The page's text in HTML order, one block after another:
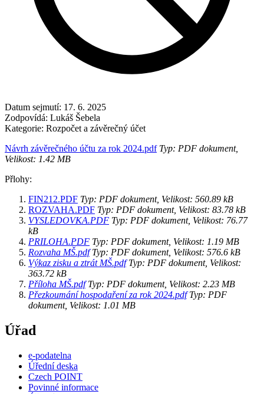
Datum sejmutí: 17. 6. 2025
Zodpovídá: Lukáš Šebela
Kategorie: Rozpočet a závěrečný účet
Návrh závěrečného účtu za rok 2024.pdfTyp: PDF dokument,
Velikost: 1.42 MB
Přlohy:
FIN212.PDF Typ: PDF dokument, Velikost: 560.89 kB
ROZVAHA.PDF Typ: PDF dokument, Velikost: 83.78 kB
VYSLEDOVKA.PDF Typ: PDF dokument, Velikost: 76.77
kB
PRILOHA.PDF Typ: PDF dokument, Velikost: 1.19 MB
Rozvaha MŠ.pdfTyp: PDF dokument, Velikost: 576.6 kB
Výkaz zisku a ztrát MŠ.pdfTyp: PDF dokument, Velikost:
363.72 kB
Příloha MŠ.pdfTyp: PDF dokument, Velikost: 2.23 MB
Přezkoumání hospodaření za rok 2024.pdfTyp: PDF
dokument, Velikost: 1.01 MB
Úřad
e-podatelna
Úřední deska
Czech POINT
Povinné informace